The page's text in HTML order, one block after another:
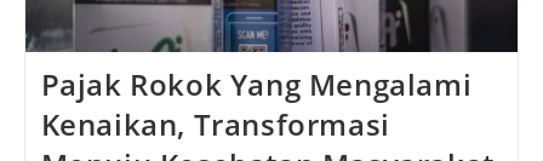
Pajak Rokok Yang Mengalami
Kenaikan, Transformasi